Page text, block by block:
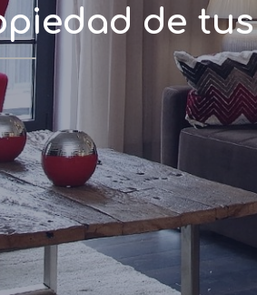
de